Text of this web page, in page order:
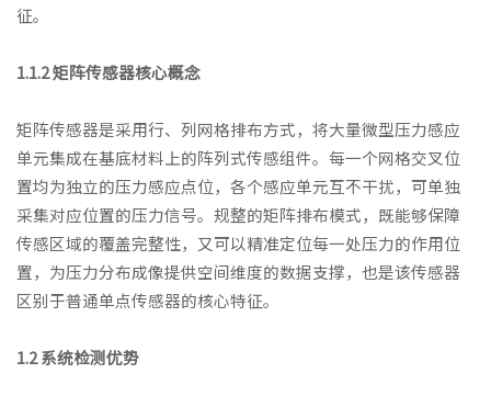
征。
1.1.2 矩阵传感器核心概念
矩阵传感器是采用行、列网格排布方式，将大量微型压力感应
单元集成在基底材料上的阵列式传感组件。每一个网格交叉位
置均为独立的压力感应点位，各个感应单元互不干扰，可单独
采集对应位置的压力信号。规整的矩阵排布模式，既能够保障
传感区域的覆盖完整性，又可以精准定位每一处压力的作用位
置，为压力分布成像提供空间维度的数据支撑，也是该传感器
区别于普通单点传感器的核心特征。
1.2 系统检测优势